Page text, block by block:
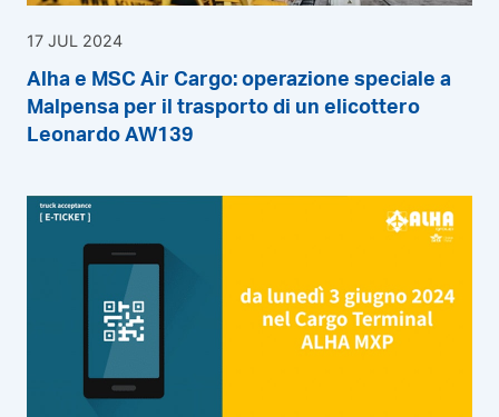
17 JUL 2024
Alha e MSC Air Cargo: operazione speciale a
Malpensa per il trasporto di un elicottero
Leonardo AW139